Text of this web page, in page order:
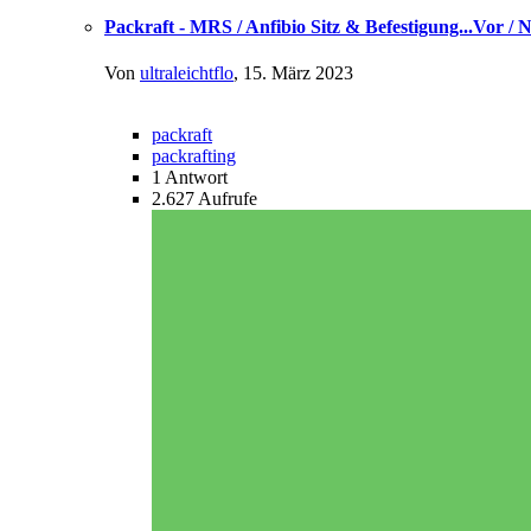
Packraft - MRS / Anfibio Sitz & Befestigung...Vor /
Von ultraleichtflo, 15. März 2023
packraft
packrafting
1 Antwort
2.627 Aufrufe